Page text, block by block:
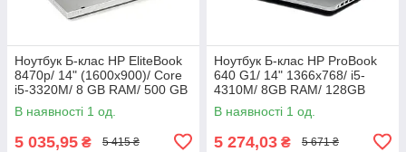
Ноутбук Б-клас HP EliteBook
8470p/ 14" (1600x900)/ Core
i5-3320M/ 8 GB RAM/ 500 GB
HDD/ HD 4000
В наявності 1 од.
5 035,95 ₴ 5 415 ₴
Ноутбук Б-клас HP ProBook
640 G1/ 14" 1366x768/ i5-
4310M/ 8GB RAM/ 128GB
SSD+750GB HDD/ HD 4600/
АКБ 0%
В наявності 1 од.
5 274,03 ₴ 5 671 ₴